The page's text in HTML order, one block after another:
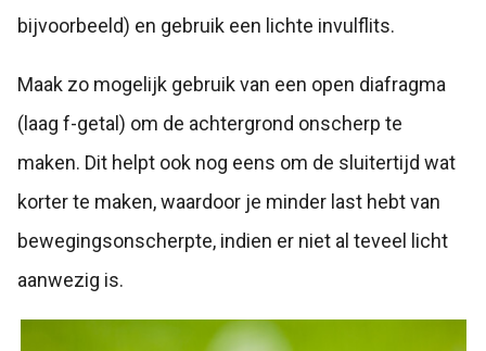
bijvoorbeeld) en gebruik een lichte invulflits.
Maak zo mogelijk gebruik van een open diafragma
(laag f-getal) om de achtergrond onscherp te
maken. Dit helpt ook nog eens om de sluitertijd wat
korter te maken, waardoor je minder last hebt van
bewegingsonscherpte, indien er niet al teveel licht
aanwezig is.